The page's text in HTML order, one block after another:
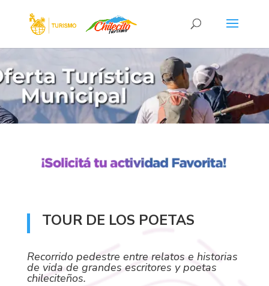
TOUR DE LOS POETAS
Recorrido pedestre entre relatos e historias
de vida de grandes escritores y poetas
chileciteños.